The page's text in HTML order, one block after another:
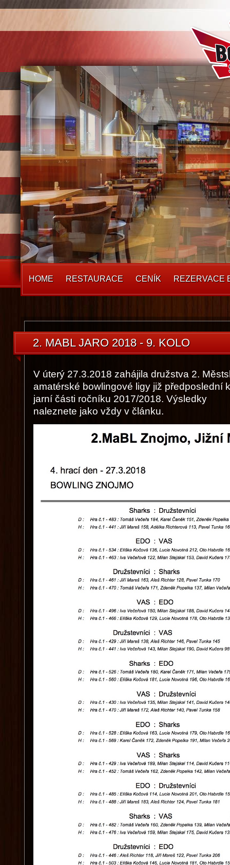
HOME RESTAURACE CENÍK REZERVACE
2. MABL JARO 2018 - 9. KOLO
V úterý 27.3.2018 zahájila družstva 2.
amatérské bowlingové ligy již předposlední
jarní části ročníku 2017/2018. Výsledky
naleznete jako vždy v článku.